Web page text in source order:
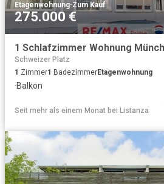
Etagenwohnung·Zum Kauf
275.000 €
Schweizer Platz
1 Zimmer1 BadezimmerEtagenwohnung
·Balkon
Seit mehr als einem Monat bei Listanza